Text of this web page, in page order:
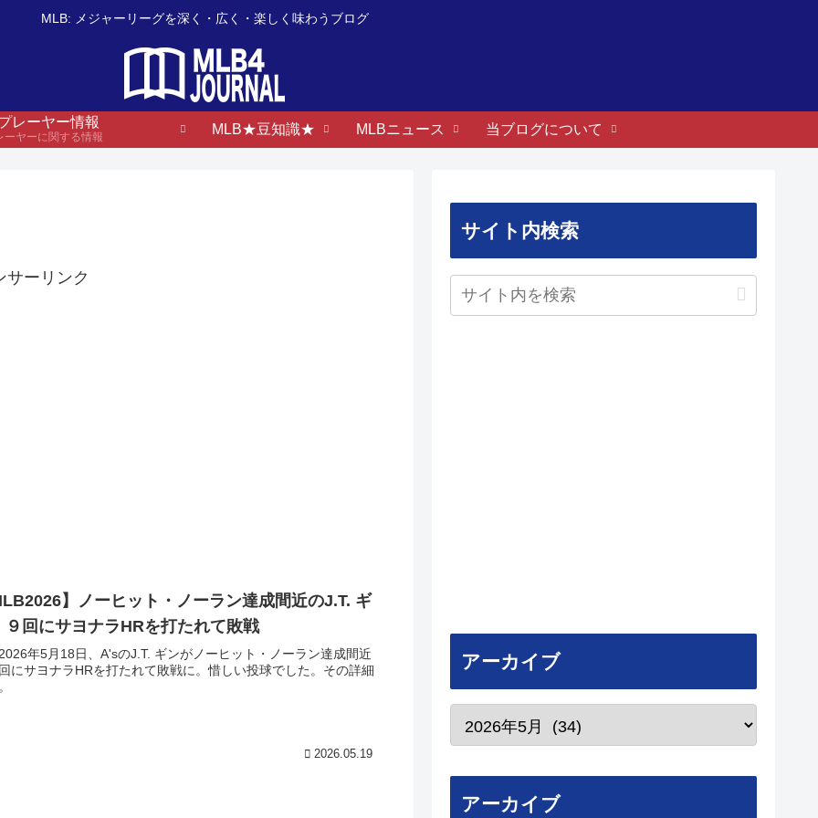
MLB: メジャーリーグを深く・広く・楽しく味わうブログ
レーヤー情報
ーヤーに関する情報
MLB★豆知識★ MLBニュース 当ブログについて
サーリンク
】ノーヒット・ノーラン達成間近のJ.T. ギ
９回にサヨナラHRを打たれて敗戦
年5月18日、A'sのJ.T. ギンがノーヒット・ノーラン達成間近
にサヨナラHRを打たれて敗戦に。惜しい投球でした。その詳細
2026.05.19
サイト内検索
アーカイブ
アーカイブ